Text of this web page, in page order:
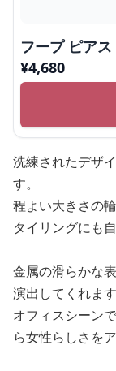
フープ ピア
¥4,680
洗練されたデザ
す。
程よい大きさの
タイリングにも
金属の滑らかな
演出してくれます
オフィスシーン
ら女性らしさを